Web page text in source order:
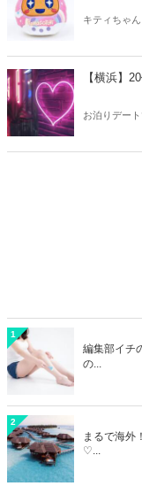
キティちゃ
クしてみまし
【横浜】
お泊りデー
1
編集部イチ
の...
2
まるで海外
♡...